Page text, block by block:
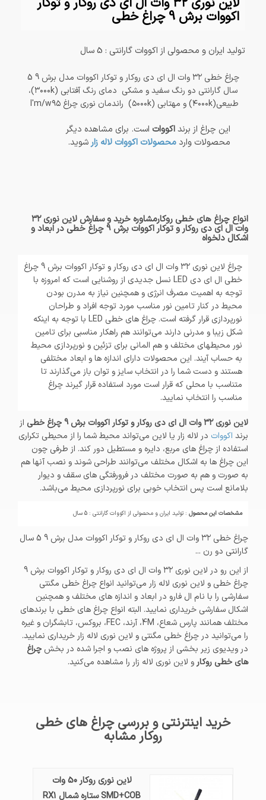
اکووات برش 9 چراغ خطی
تولید ایران و محصولی از اکووات گارانتی : 5 سال
چراغ خطی ۳۲ وات ال ای دی روکار و توکار اکووات مدل برش 9 5
سال گارانتی دو رنگ سفید و مشکی دمای رنگ آفتابی (۳۰۰۰k)،
طبیعی(۴۰۰۰k) و مهتابی (۵۰۰۰k) راندمان نوری چراغ I'm/w۹۵
این چراغ از برنداکووات است. برای مشاهده دیگر
محصولات واردمحصولات اکووات لاله زار شوید.
انواع چراغ های خطی روکارمشاوره خرید و سفارش لاین نوری ۳۲
وات ال ای دی روکار و توکار اکووات برش 9 چراغ خطی در ابعاد و
اشکال دلخواه
چراغ لاین نوری ۳۲ وات ال ای دی روکار و توکار اکووات برش 9 چراغ
خطی ال ای دی LED نسل جدیدی از روشنایی است که امروزه با
توجه به اهمیت مصرف انرژی و همچنین نیاز به مدرن بودن
محیط در کنار تامین نور مناسب مورد توجه افراد و طراحان
نورپردازی قرار گرفته است. چراغ های خطی LED با توجه به اینکه
شکل زیبا و مدرنی دارند می‌توانند هم راهکار مناسبی برای تامین
نور محیطهای مختلف و هم المانی برای تزئین و نورپردازی محیط
به حساب آیند. این محصولات دارای اندازه ها و ابعاد مختلفی
هستند و دست شما را در انتخاب سایز و توان باز می‌گذارند تا
متناسب با محلی که قرار است مورد استفاده قرار گیرند چراغ
مناسب را انتخاب نمایید.
لاین نوری ۳۲ وات ال ای دی روکار و توکار اکووات برش 9 چراغ خطی
از
برند اکووات در لاله زار یا لاین می‌تواند محیط شما را از محیطی تکراری
استفاده از چراغ های مربع، دایره و مستطیل دور کند. از طرفی چون
این چراغ ها به اشکال مختلف می‌توانند طراحی شوند و نصب آنها هم
به صورت و هم به صورت مختلف در فرورفتگی های سقف و دیوار
بلامانع است پس انتخاب خوبی برای نورپردازی محیط می‌باشد.
مشخصات این محصول : تولید ایران و محصولی از اکووات گارانتی : 5 سال
چراغ خطی ۳۲ وات ال ای دی روکار و توکار اکووات مدل برش 9 5 سال
گارانتی دو رن ...
از این رو در لاین نوری ۳۲ وات ال ای دی روکار و توکار اکووات برش 9
چراغ خطی و لاین نوری لاله زار می‌توانید انواع چراغ خطی مگنتی
سفارشی را با نام ال فارو در ابعاد و اندازه های مختلف و همچنین
اشکال سفارشی خریداری نمایید. البته انواع چراغ های خطی با برندهای
مختلف همانند پارس شعاع، 4M، آرند، FEC، بروکس، تابشگران و غیره
را می‌توانید در چراغ خطی مگنتی و لاین نوری لاله زار خریداری نمایید.
در ویدیوی زیر بخشی از پروژه های نصب و اجرا شده در بخش چراغ
های خطی روکار و لاین نوری لاله زار را مشاهده می‌کنید.
خرید اینترنتی و بررسی چراغ های خطی
روکار مشابه
لاین نوری روکار 50 وات
SMD+COB ستاره شمال RX1